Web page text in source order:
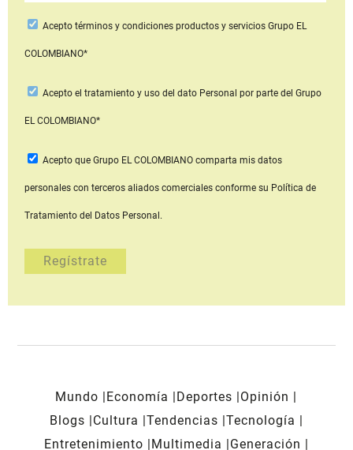
Aceptotérminos y condiciones productos y serviciosGrupo EL
COLOMBIANO*
Acepto el tratamiento y uso del dato Personal por parte del Grupo
EL COLOMBIANO*
Acepto que Grupo EL COLOMBIANOcomparta mis datos
personales con terceros aliados comerciales conforme su Política de
Tratamiento del Datos Personal.
Mundo Economía Deportes
Opinión
Blogs
Cultura Tendencias Tecnología
Entretenimiento
Multimedia
Generación